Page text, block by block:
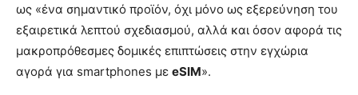
ως «ένα σημαντικό προϊόν, όχι μόνο ως εξερεύνηση του
εξαιρετικά λεπτού σχεδιασμού, αλλά και όσον αφορά τις
μακροπρόθεσμες δομικές επιπτώσεις στην εγχώρια
αγορά για smartphones με eSIM».